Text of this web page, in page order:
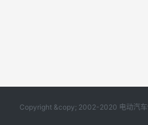
Copyright &copy; 2002-2020 电动汽车